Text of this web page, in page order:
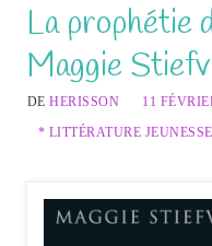
La prophétie
Maggie
DEHERISSON
11
* LITTÉRATURE JEUNESSE